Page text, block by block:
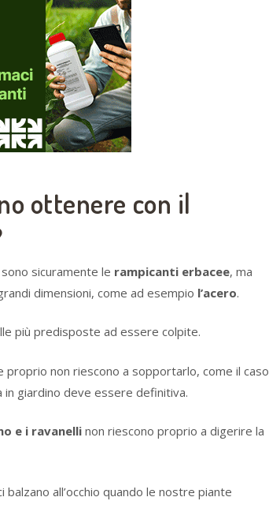
ottenere con il
sicuramente le rampicanti erbacee, ma
dimensioni, come ad esempio l’acero.
più predisposte ad essere colpite.
non riescono a sopportarlo, come il caso
in giardino deve essere definitiva.
e i ravanelli non riescono proprio a digerire la
all’occhio quando le nostre piante